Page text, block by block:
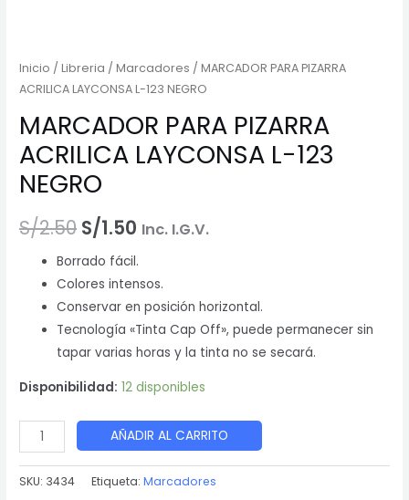
Inicio /Libreria /Marcadores / MARCADOR PARA PIZARRA
ACRILICA LAYCONSA L-123 NEGRO
MARCADOR PARA PIZARRA
ACRILICA LAYCONSA L-123
NEGRO
S/2.50 El
precio
original
era:
S/2.50.
S/1.50 El
precio
actual
es:
S/1.50.
Inc. I.G.V.
Borrado fácil.
Colores intensos.
Conservar en posición horizontal.
Tecnología «Tinta Cap Off», puede permanecer sin
tapar varias horas y la tinta no se secará.
Disponibilidad: 12 disponibles
MARCADOR
PARA
PIZARRA
AÑADIR AL CARRITO
SKU: 3434 Etiqueta:Marcadores